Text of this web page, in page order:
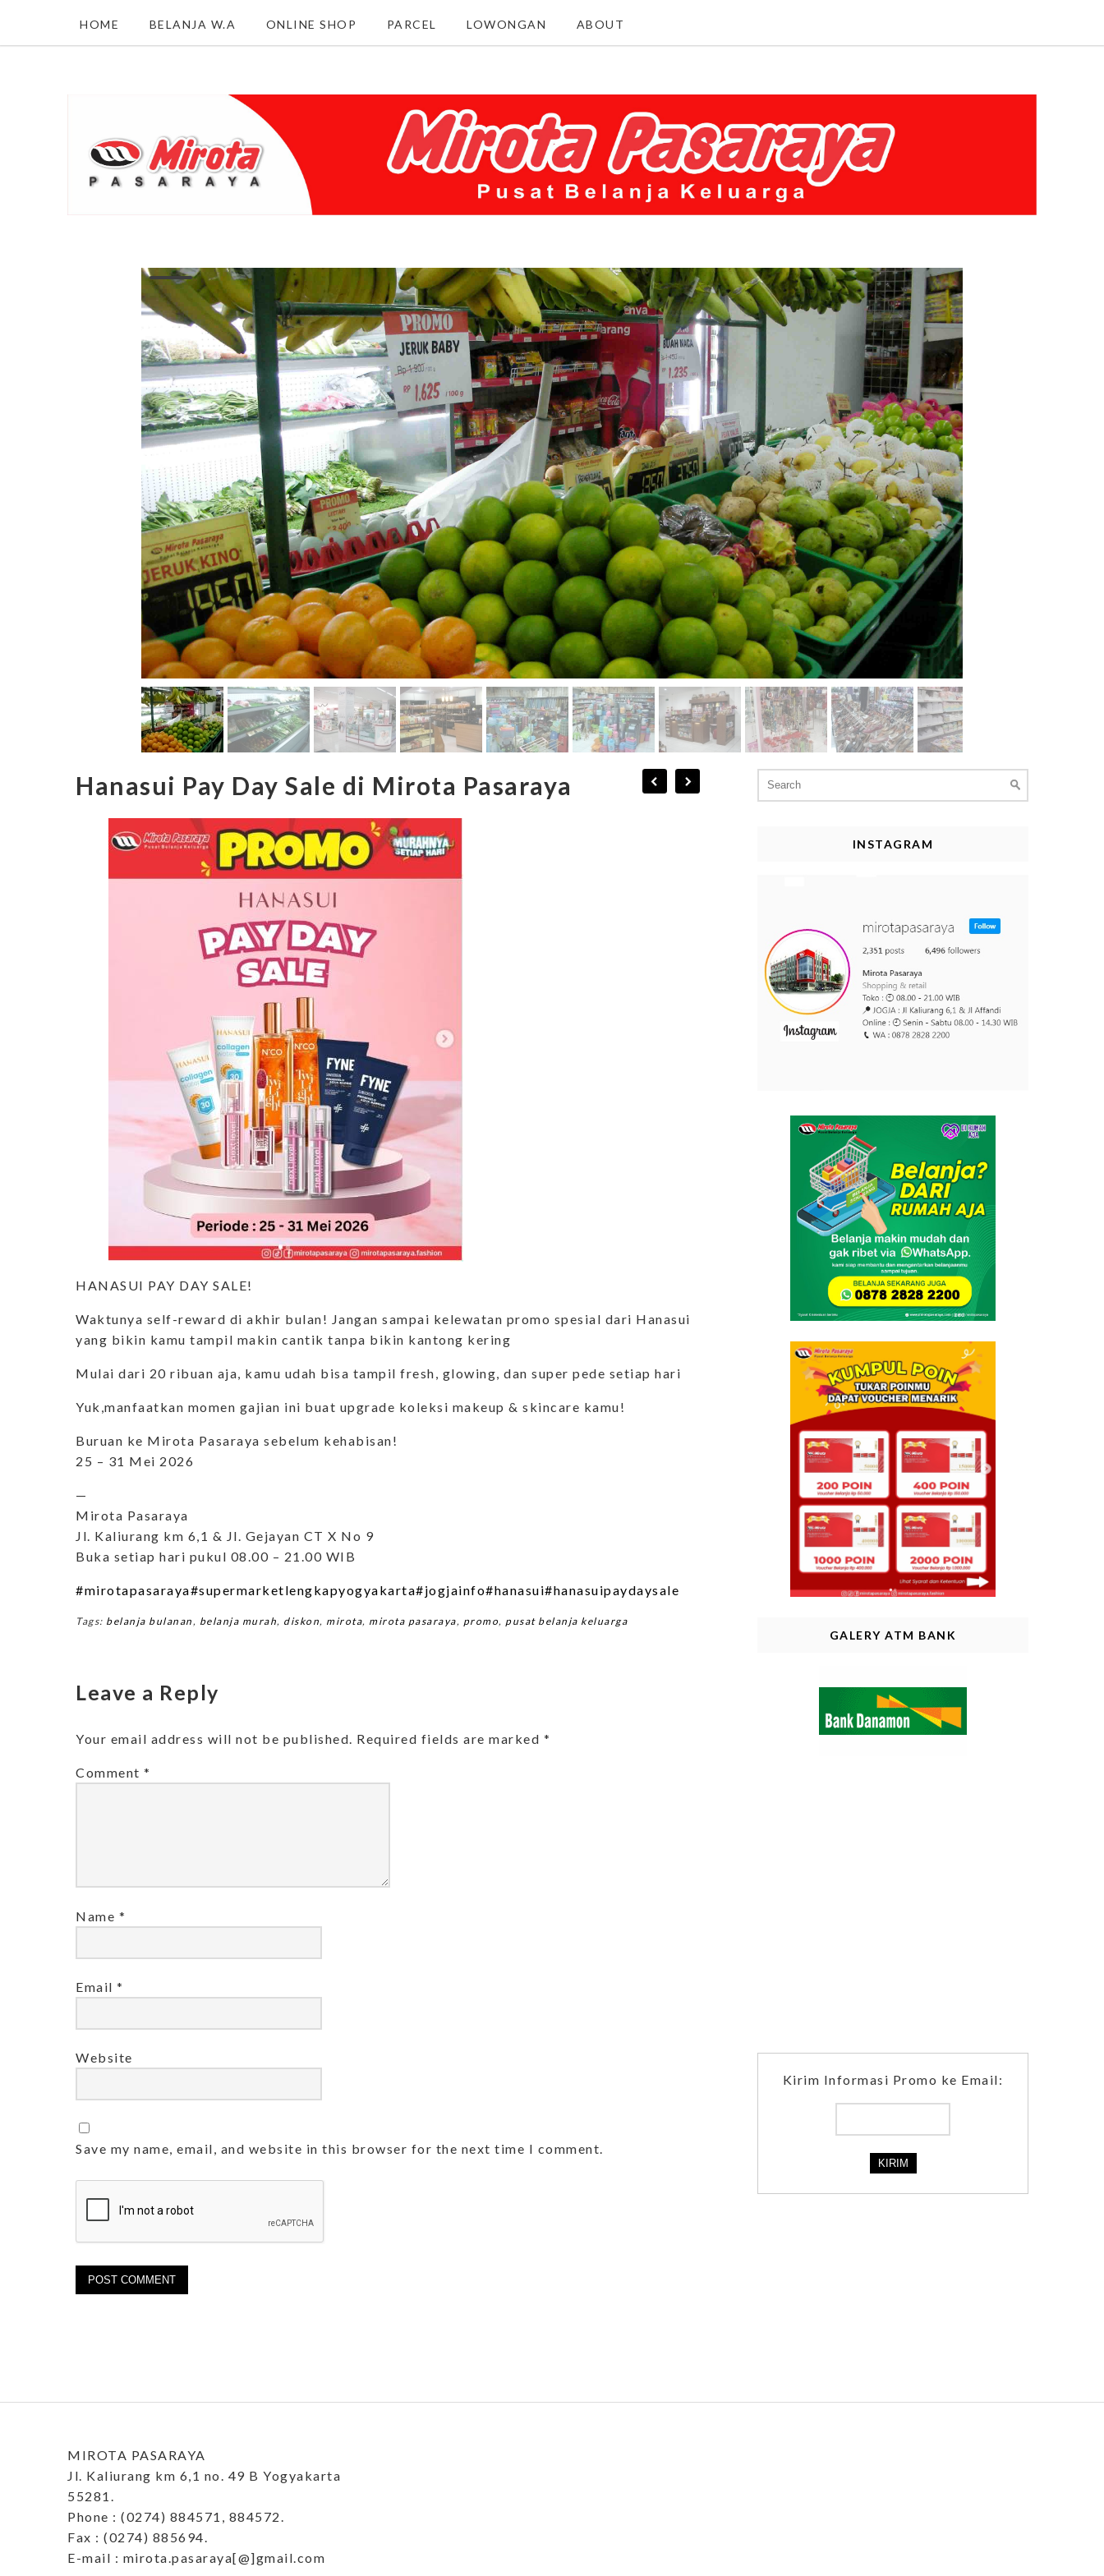
HOME BELANJA W.A ONLINE SHOP PARCEL LOWONGAN ABOUT
Hanasui Pay Day Sale di Mirota Pasaraya
HANASUI PAY DAY SALE!
Waktunya self-reward di akhir bulan! Jangan sampai kelewatan promo spesial dari Hanasui
yang bikin kamu tampil makin cantik tanpa bikin kantong kering
Mulai dari 20 ribuan aja, kamu udah bisa tampil fresh, glowing, dan super pede setiap hari
Yuk,manfaatkan momen gajian ini buat upgrade koleksi makeup & skincare kamu!
Buruan ke Mirota Pasaraya sebelum kehabisan!
25 – 31 Mei 2026
—
Mirota Pasaraya
Jl. Kaliurang km 6,1 & Jl. Gejayan CT X No 9
Buka setiap hari pukul 08.00 – 21.00 WIB
#mirotapasaraya#supermarketlengkapyogyakarta#jogjainfo#hanasui#hanasuipaydaysale
Tags: belanja bulanan , belanja murah, diskon, mirota, mirota pasaraya, promo, pusat belanja keluarga
Leave a Reply
Your email address will not be published. Required fields are marked *
Comment *
Name *
Email *
Website
Save my name, email, and website in this browser for the next time I comment.
for:
INSTAGRAM
GALERY ATM BANK
Kirim Informasi Promo ke Email:
MIROTA PASARAYA
Jl. Kaliurang km 6,1 no. 49 B Yogyakarta
55281.
Phone : (0274) 884571, 884572.
Fax : (0274) 885694.
E-mail : mirota.pasaraya[@]gmail.com